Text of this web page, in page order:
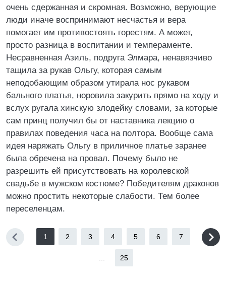
очень сдержанная и скромная. Возможно, верующие
люди иначе воспринимают несчастья и вера
помогает им противостоять горестям. А может,
просто разница в воспитании и темпераменте.
Несравненная Азиль, подруга Элмара, ненавязчиво
тащила за рукав Ольгу, которая самым
неподобающим образом утирала нос рукавом
бального платья, норовила закурить прямо на ходу и
вслух ругала хинскую злодейку словами, за которые
сам принц получил бы от наставника лекцию о
правилах поведения часа на полтора. Вообще сама
идея наряжать Ольгу в приличное платье заранее
была обречена на провал. Почему было не
разрешить ей присутствовать на королевской
свадьбе в мужском костюме? Победителям драконов
можно простить некоторые слабости. Тем более
переселенцам.
1 2 3 4 5 6 7
25